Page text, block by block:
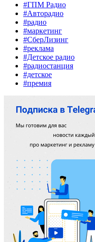
#ГПМ Радио
#Авторадио
#радио
#маркетинг
#СберЛизинг
#реклама
#Детское радио
#радиостанция
#детское
#премия